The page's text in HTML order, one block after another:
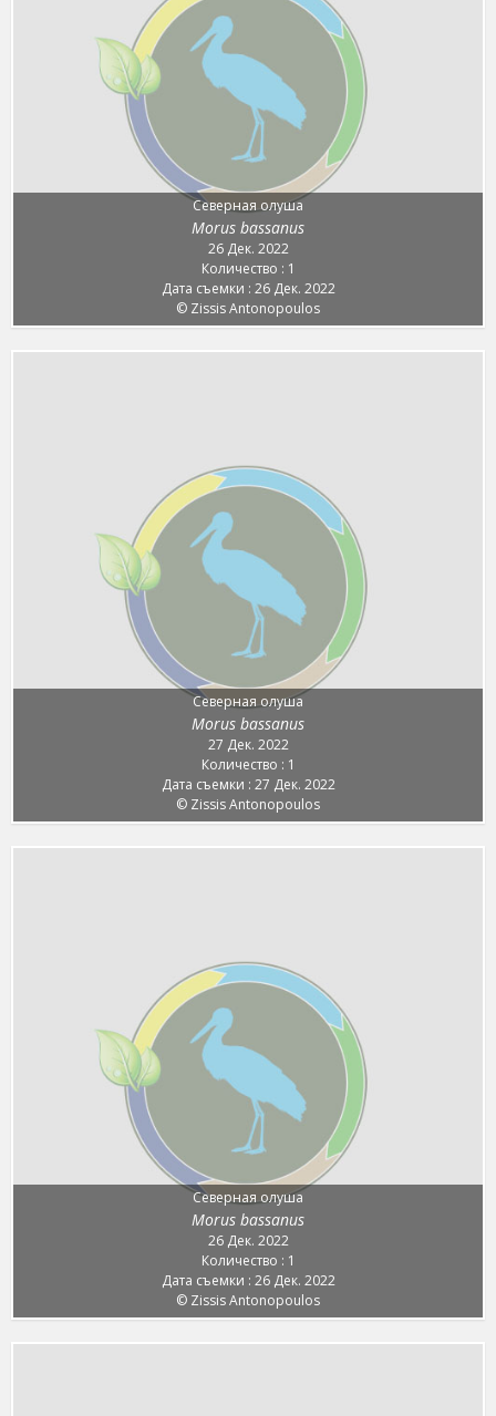
Северная олуша
Morus bassanus
26 Дек. 2022
Количество : 1
Дата съемки : 26 Дек. 2022
© Zissis Antonopoulos
Северная олуша
Morus bassanus
27 Дек. 2022
Количество : 1
Дата съемки : 27 Дек. 2022
© Zissis Antonopoulos
Северная олуша
Morus bassanus
26 Дек. 2022
Количество : 1
Дата съемки : 26 Дек. 2022
© Zissis Antonopoulos